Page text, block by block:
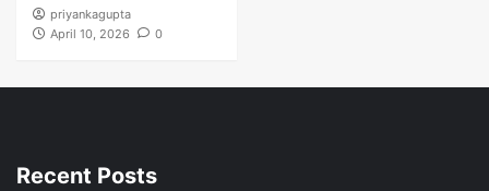
priyankagupta
April 10, 2026
0
Recent Posts